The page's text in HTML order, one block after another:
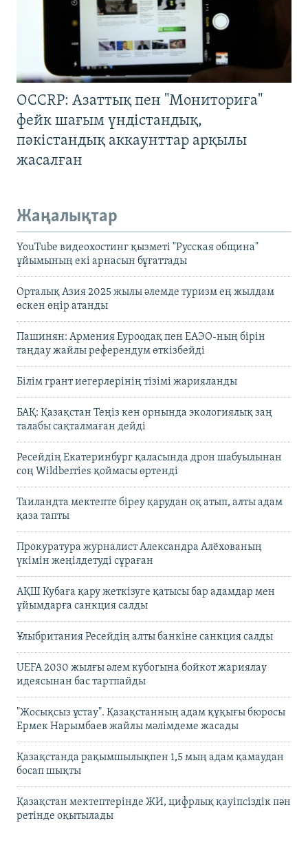
OCCRP: Азаттық пен "Мониториға"
фейк шағым үндістандық,
пәкістандық аккаунттар арқылы
жасалған
Жаңалықтар
YouTube видеохостинг қызметі "Русская община"
ұйымының екі арнасын бұғаттады
Орталық Азия 2025 жылы әлемде туризм ең жылдам
өскен өңір атанды
Пашинян: Армения Еуроодақ пен ЕАЭО-ның бірін
таңдау жайлы референдум өткізбейді
Білім грант иегерлерінің тізімі жарияланды
БАҚ: Қазақстан Теңіз кен орнында экологиялық заң
талабы сақталмаған дейді
Ресейдің Екатеринбург қаласында дрон шабуылынан
соң Wildberries қоймасы өртенді
Таиландта мектепте біреу қарудан оқ атып, алты адам
қаза тапты
Прокуратура журналист Александра Алёхованың
үкімін жеңілдетуді сұраған
АҚШ Кубаға қару жеткізуге қатысы бар адамдар мен
ұйымдарға санкция салды
Ұлыбритания Ресейдің алты банкіне санкция салды
UEFA 2030 жылғы әлем кубогына бойкот жариялау
идеясынан бас тартпайды
"Жосықсыз ұстау". Қазақстанның адам құқығы бюросы
Ермек Нарымбаев жайлы мәлімдеме жасады
Қазақстанда рақымшылықпен 1,5 мың адам қамаудан
босап шықты
Қазақстан мектептерінде ЖИ, цифрлық қауіпсіздік пән
ретінде оқытылады